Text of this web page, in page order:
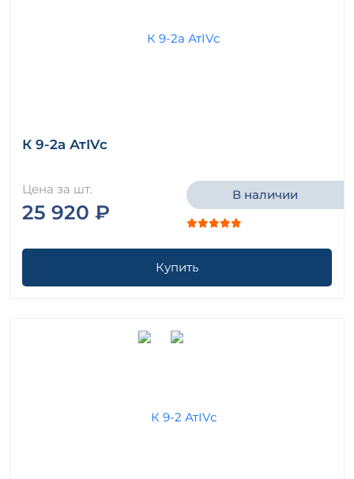
К 9-2а АтIVс
Цена за шт.
25 920 ₽
В наличии
Купить